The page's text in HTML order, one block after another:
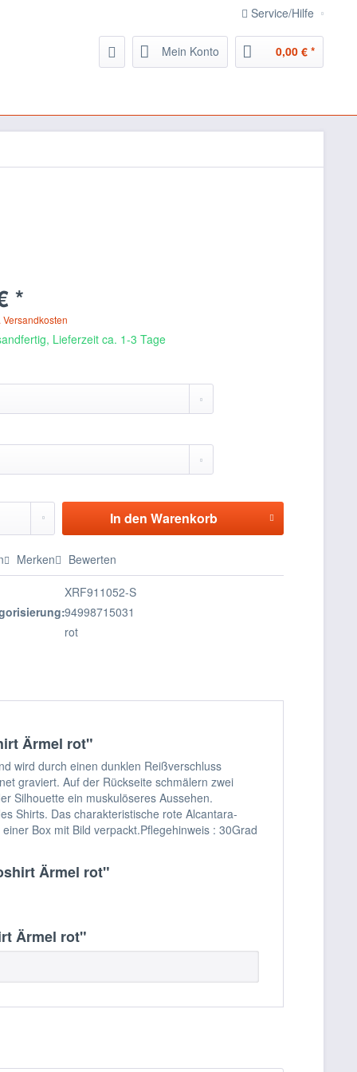
Service/Hilfe
Mein Konto 0,00 € *
*
Versandkosten
Lieferzeit ca. 1-3 Tage
In den Warenkorb
Merken Bewerten
XRF911052-S
94998715031
rot
Ärmel rot"
wird durch einen dunklen Reißverschluss
graviert. Auf der Rückseite schmälern zwei
Silhouette ein muskulöseres Aussehen.
Shirts. Das charakteristische rote Alcantara-
Box mit Bild verpackt.Pflegehinweis : 30Grad
Ärmel rot"
Ärmel rot"